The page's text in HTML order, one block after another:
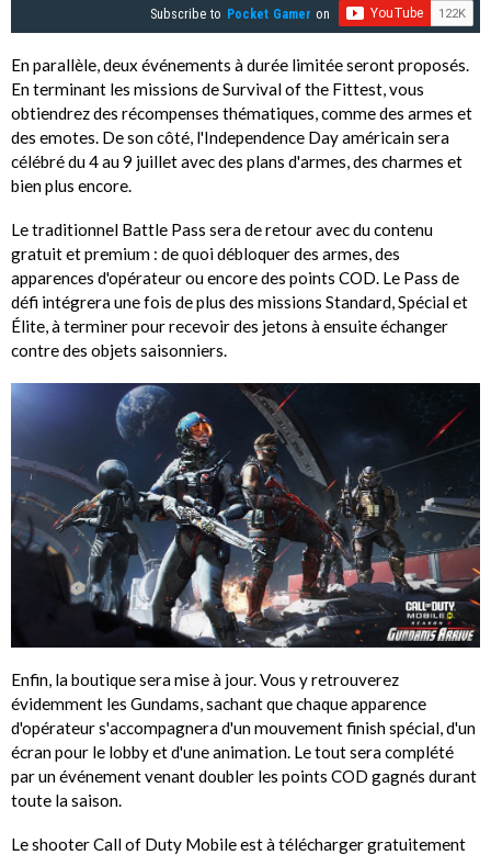
Subscribe to Pocket Gamer on
En parallèle, deux événements à durée limitée seront proposés.
En terminant les missions de Survival of the Fittest, vous
obtiendrez des récompenses thématiques, comme des armes et
des emotes. De son côté, l'Independence Day américain sera
célébré du 4 au 9 juillet avec des plans d'armes, des charmes et
bien plus encore.
Le traditionnel Battle Pass sera de retour avec du contenu
gratuit et premium : de quoi débloquer des armes, des
apparences d'opérateur ou encore des points COD. Le Pass de
défi intégrera une fois de plus des missions Standard, Spécial et
Élite, à terminer pour recevoir des jetons à ensuite échanger
contre des objets saisonniers.
Enfin, la boutique sera mise à jour. Vous y retrouverez
évidemment les Gundams, sachant que chaque apparence
d'opérateur s'accompagnera d'un mouvement finish spécial, d'un
écran pour le lobby et d'une animation. Le tout sera complété
par un événement venant doubler les points COD gagnés durant
toute la saison.
Le shooter Call of Duty Mobile est à télécharger gratuitement